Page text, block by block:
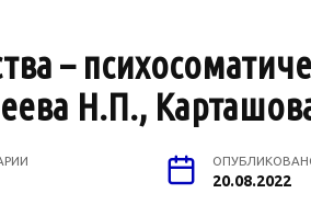
–
Н.П.,
20.08.2022